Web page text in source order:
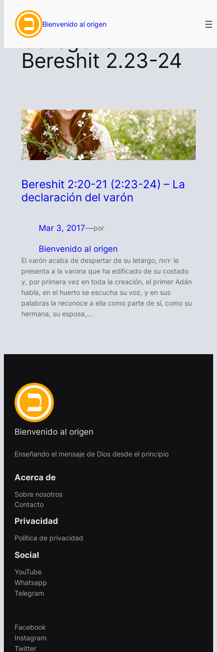
Saltar
Bienvenido al origen
Categoría:
Bereshit 2.23-24
Bereshit 2:20-21 (2:23-24) – La
declaración del varón
Mar 3, 2017—por
Bienvenido al origen
El varón acaba de despertar de su letargo, יהוה le
presenta a la varona que ha edificado de su costado
y, por primera vez en toda la creación, el primer Adán
habla, en el huerto se escucha su voz, y en sus
palabras la reconoce a ella como parte de sí, como su
hermana, su esposa,…
Bienvenido al origen
Enseñando el mensaje de Dios desde el principio
Acerca de
Sobre nosotros
Contacto
Privacidad
Política de privacidad
Social
YouTube
Whatsapp
Telegram
Facebook
Instagram
Twitter